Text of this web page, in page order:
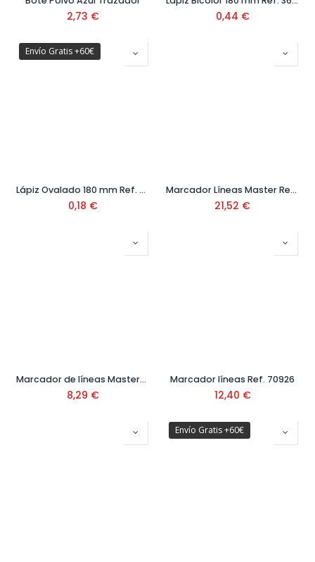
2,73 € 0,44 €
Envío Gratis +60€
Lápiz Ovalado 180 mm Ref. 3681200
0,18 €
Marcador Líneas Master Ref. 70928
21,52 €
Marcador de líneas Master-N Ref. 75925
8,29 €
Marcador líneas Ref. 70926
12,40 €
Envío Gratis +60€